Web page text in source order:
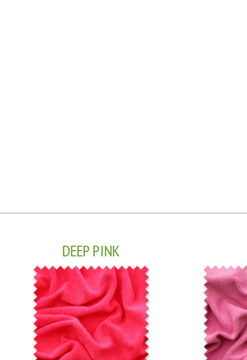
DEEP PINK